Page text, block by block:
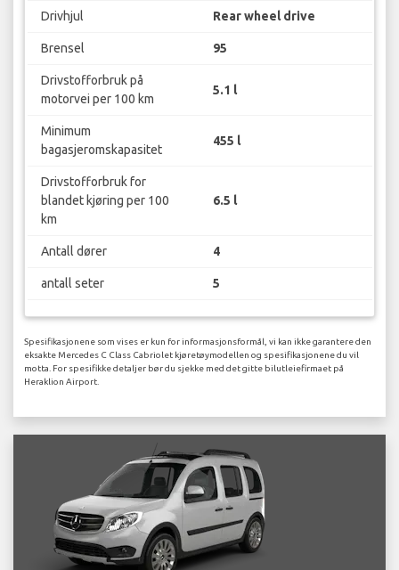
Drivhjul Rear wheel drive
Brensel 95
Drivstofforbruk på
motorvei per 100 km
5.1 l
Minimum
bagasjeromskapasitet
455 l
Drivstofforbruk for
blandet kjøring per 100
km
6.5 l
Antall dører 4
antall seter 5
Spesifikasjonene som vises er kun for informasjonsformål, vi kan ikke garantere den
eksakte Mercedes C Class Cabriolet kjøretøymodellen og spesifikasjonene du vil
motta. For spesifikke detaljer bør du sjekke med det gitte bilutleiefirmaet på
Heraklion Airport.